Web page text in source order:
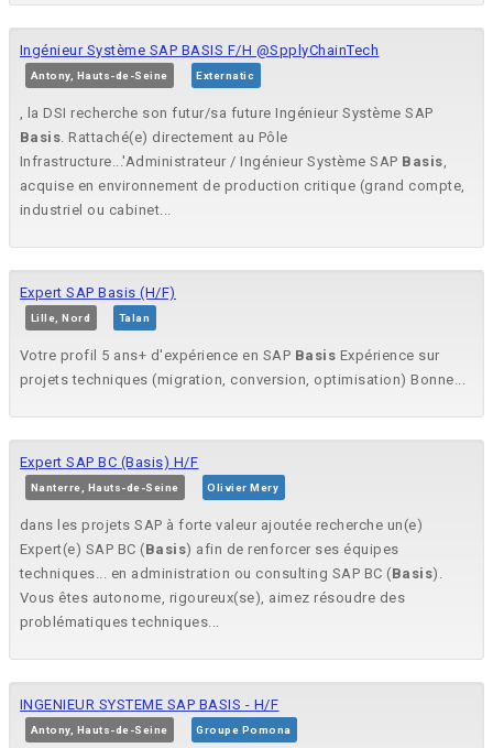
Ingénieur Système SAP BASIS F/H @SpplyChainTech
Antony, Hauts-de-Seine Externatic
, la DSI recherche son futur/sa future Ingénieur Système SAP
Basis. Rattaché(e) directement au Pôle
Infrastructure...'Administrateur / Ingénieur Système SAP Basis,
acquise en environnement de production critique (grand compte,
industriel ou cabinet...
Expert SAP Basis (H/F)
Lille, Nord Talan
Votre profil 5 ans+ d'expérience en SAP Basis Expérience sur
projets techniques (migration, conversion, optimisation) Bonne...
Expert SAP BC (Basis) H/F
Nanterre, Hauts-de-Seine Olivier Mery
dans les projets SAP à forte valeur ajoutée recherche un(e)
Expert(e) SAP BC (Basis) afin de renforcer ses équipes
techniques... en administration ou consulting SAP BC (Basis).
Vous êtes autonome, rigoureux(se), aimez résoudre des
problématiques techniques...
INGENIEUR SYSTEME SAP BASIS - H/F
Antony, Hauts-de-Seine Groupe Pomona